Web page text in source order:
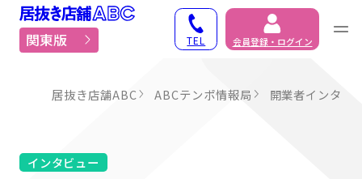
居抜き物件・貸店舗で
関東版 TEL 会員登録・ログイン
居抜き店舗ABC ABCテンポ情報局 開業者インタビ
インタビュー